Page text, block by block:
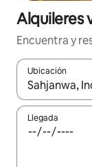
Alquileres
Encuentra y
Ubicación
Cuando los
Llegada